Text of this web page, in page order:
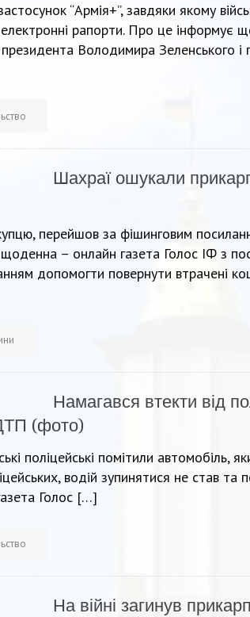
“Армія+”, завдяки якому
рапорти. Про це інформує
Володимира Зеленського і
Шахраї ошукали
перейшов за фішинговим
– онлайн газета Голос ІФ з
допомогти повернути втрачені
Намагався втекти від
(фото)
поліцейські помітили автомобіль,
водій зупинятися не став та
Голос […]
На війні загинув